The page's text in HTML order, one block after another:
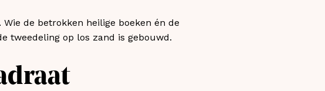
de betrokken heilige boeken én de
tweedeling op los zand is gebouwd.